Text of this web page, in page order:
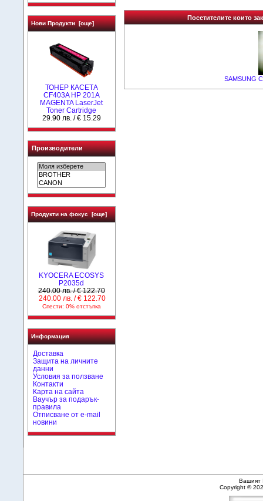
Нови Продукти [още]
ТОНЕР КАСЕТА
CF403A HP 201A
MAGENTA LaserJet
Toner Cartridge
29.90 лв. / € 15.29
Производители
Продукти на фокус [още]
KYOCERA ECOSYS
P2035d
240.00 лв. / € 122.70
240.00 лв. / € 122.70
Спести: 0% отстъпка
Информация
Доставка
Защита на личните
данни
Условия за ползване
Контакти
Карта на сайта
Ваучър за подарък-
правила
Отписване от e-mail
новини
Посетителите които
SAMSUNG
Вашият
Copyright ©